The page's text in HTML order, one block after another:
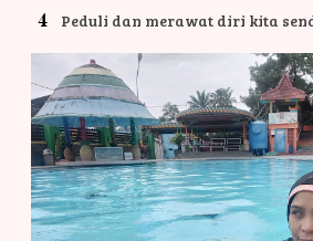
Peduli dan merawat diri kita